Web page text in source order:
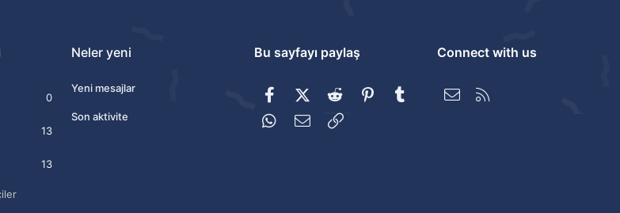
0
13
13
Neler yeni
Yeni mesajlar
Son aktivite
Bu sayfayı paylaş
FacebookX (Twitter)
Reddit PinterestTumblr
WhatsApp
E-posta
Connect with us
Bize ulaşın